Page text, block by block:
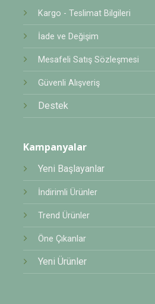
Kargo - Teslimat Bilgileri
İade ve Değişim
Mesafeli Satış Sözleşmesi
Güvenli Alışveriş
Destek
Kampanyalar
Yeni Başlayanlar
İndirimli Ürünler
Trend Ürünler
Öne Çıkanlar
Yeni Ürünler